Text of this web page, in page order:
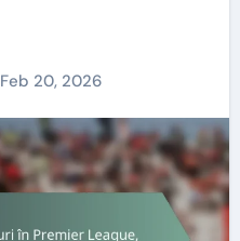
Feb 20, 2026